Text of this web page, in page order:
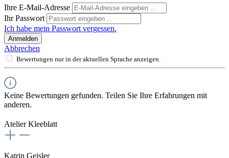
Ihre E-Mail-Adresse
Ihr Passwort
Ich habe mein Passwort vergessen.
Anmelden
Abbrechen
Bewertungen nur in der aktuellen Sprache anzeigen.
Keine Bewertungen gefunden. Teilen Sie Ihre Erfahrungen mit
anderen.
Atelier Kleeblatt
Katrin Geisler